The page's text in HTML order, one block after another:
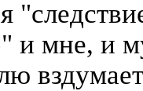
и мне, и